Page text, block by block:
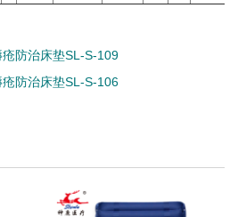
疮防治床垫SL-S-109
疮防治床垫SL-S-106